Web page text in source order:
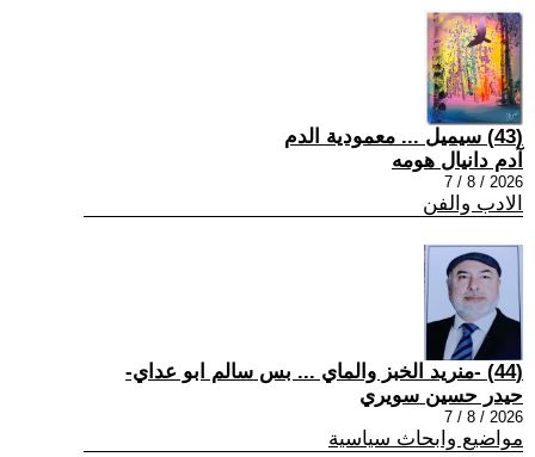
(43) سيميل ... معمودية الدم
آدم دانيال هومه
2026 / 8 / 7
الادب والفن
(44) -منريد الخبز والماي ... بس سالم ابو عداي-
حيدر حسين سويري
2026 / 8 / 7
مواضيع وابحاث سياسية